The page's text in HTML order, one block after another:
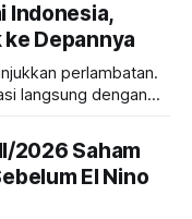
Indonesia,
Depannya
perlambatan.
langsung dengan
2026 Saham
El Nino